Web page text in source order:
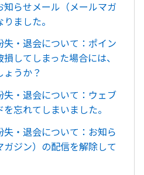
知らせメール（メールマガ
ました。
・退会について：ポイン
してしまった場合には、
うか？
失・退会について：ウェブ
忘れてしまいました。
・退会について：お知ら
ジン）の配信を解除して